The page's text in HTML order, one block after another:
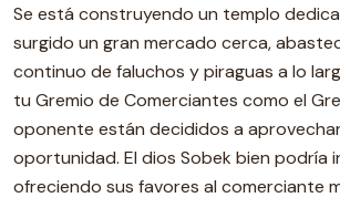
Se está construyendo un templo
surgido un gran mercado cerca,
continuo de faluchos y piraguas a lo
tu Gremio de Comerciantes como el
oponente están decididos a
oportunidad. El dios Sobek bien podría
ofreciendo sus favores al comerciante